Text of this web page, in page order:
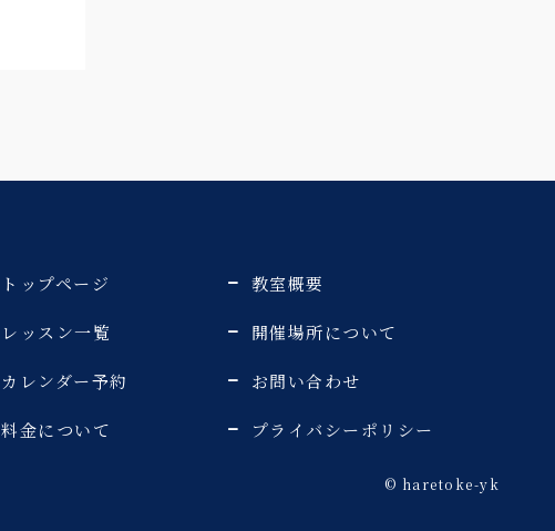
トップページ
レッスン一覧
カレンダー予約
料金について
教室概要
開催場所について
お問い合わせ
プライバシーポリシー
©️ haretoke-yk